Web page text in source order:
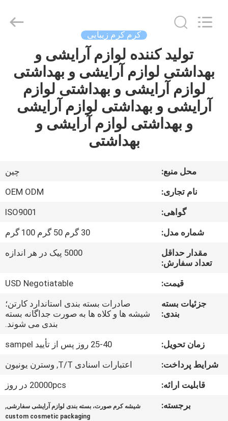
محصولات
درباره
کارخانه
کیفیت
تماس
درخواست
نقل
قول
Haojin
Plastic
کرم کرم زیبایی
تولید کننده لوازم آرایشی و
بهداشتی لوازم آرایشی و بهداشتی
لوازم آرایشی و بهداشتی لوازم
آرایشی و بهداشتی لوازم آرایشی
و بهداشتی لوازم آرایشی و
بهداشتی
محل منبع:
چين
نام تجاری:
OEM ODM
گواهی:
ISO9001
شماره مدل:
30 گرم 50 گرم 100 گرم
مقدار حداقل
تعداد سفارش:
5000 پیک در هر اندازه
قیمت:
USD Negotiatable
جزئیات بسته
بندی:
صادرات بسته بندی استاندارد کارتن؛
شیشه ها و کلاه ها به صورت جداگانه بسته
بندی می شوند.
زمان تحویل:
25-40 روز پس از تأیید sampel
شرایط پرداخت:
اعتبارات اسنادی T/T, وسترن یونیون
قابلیت ارائه:
20000pcs در روز
برجسته:
شیشه کرم صورت، بسته بندی لوازم آرایشی سفارشی,
custom cosmetic packaging